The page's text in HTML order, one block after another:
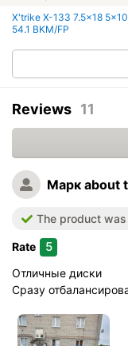
X'trike X-133 7.5x18
54.1 BKM/FP
Reviews 11
Марк about
The product
Rate 5
Отличные диски
Сразу